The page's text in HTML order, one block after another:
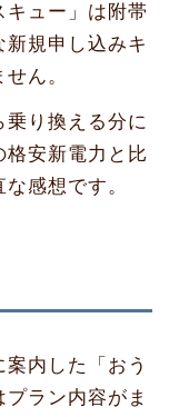
キュー」は附帯
規申し込みキ
ん。
り換える分に
安新電力と比
感想です。
内した「おう
ラン内容がま